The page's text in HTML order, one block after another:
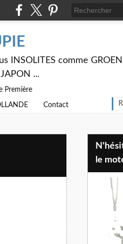
INSOLITES comme
...
Première
Contact
N'hésitez pas à utiliser ci dessus
le